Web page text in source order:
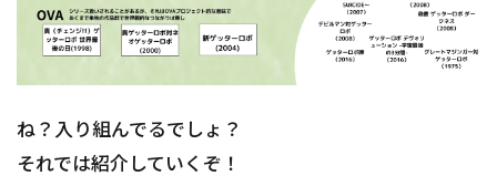
ね？入り組んでるでしょ？
それでは紹介していくぞ！